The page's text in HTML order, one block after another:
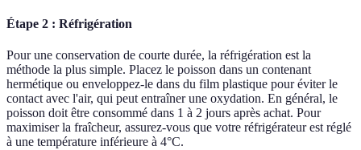
Étape 2 : Réfrigération
Pour une conservation de courte durée, la réfrigération est la
méthode la plus simple. Placez le poisson dans un contenant
hermétique ou enveloppez-le dans du film plastique pour éviter le
contact avec l'air, qui peut entraîner une oxydation. En général, le
poisson doit être consommé dans 1 à 2 jours après achat. Pour
maximiser la fraîcheur, assurez-vous que votre réfrigérateur est réglé
à une température inférieure à 4°C.